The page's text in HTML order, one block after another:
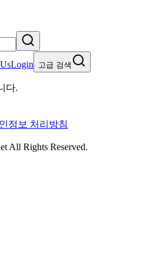
Login 고급 검색
다.
정보 처리방침
All Rights Reserved.